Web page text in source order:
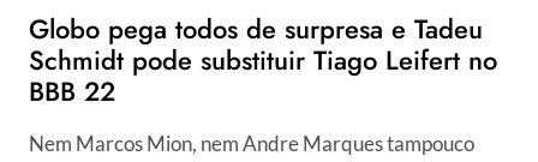
Globo pega todos de surpresa e Tadeu
Schmidt pode substituir Tiago Leifert no
BBB 22
Nem Marcos Mion, nem Andre Marques tampouco